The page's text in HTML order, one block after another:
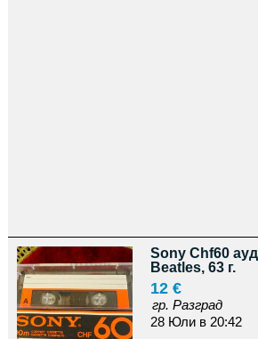
Sony Chf60
Beatles, 63 г.
12 €
гр. Разград
28 Юли в 20:42